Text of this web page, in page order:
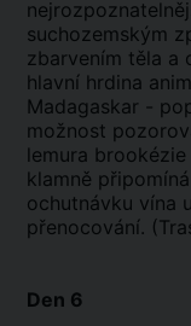
suchozemským
zbarvením těla a
hlavní hrdina
Madagaskar -
možnost
lemura
klamně
ochutnávku vína
přenocování.
Den 6